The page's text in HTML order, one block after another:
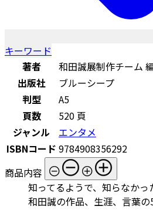
キーワード
著者
和田誠展制作チーム
出版社
ブルーシープ
判型
A5
頁数
520 頁
ジャンル
エンタメ
ISBNコード 9784908356292
商品内容
知ってるようで、知らなかっ
和田誠の作品、生涯、言葉の